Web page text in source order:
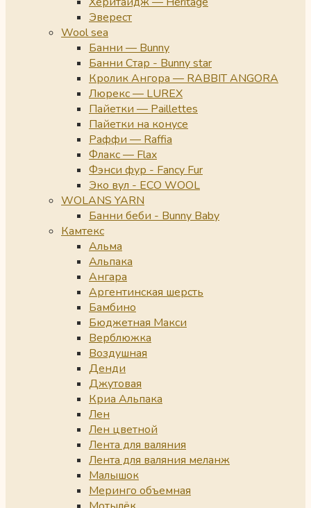
Эверест
Wool sea
Банни — Bunny
Банни Стар - Bunny star
Кролик Ангора — RABBIT ANGORA
Люрекс — LUREX
Пайетки — Paillettes
Пайетки на конусе
Раффи — Raffia
Флакс — Flax
Фэнси фур - Fancy Fur
Эко вул - ECO WOOL
WOLANS YARN
Банни беби - Bunny Baby
Камтекс
Альма
Альпака
Ангара
Аргентинская шерсть
Бамбино
Бюджетная Макси
Верблюжка
Воздушная
Денди
Джутовая
Криа Альпака
Лен
Лен цветной
Лента для валяния
Лента для валяния меланж
Малышок
Меринго объемная